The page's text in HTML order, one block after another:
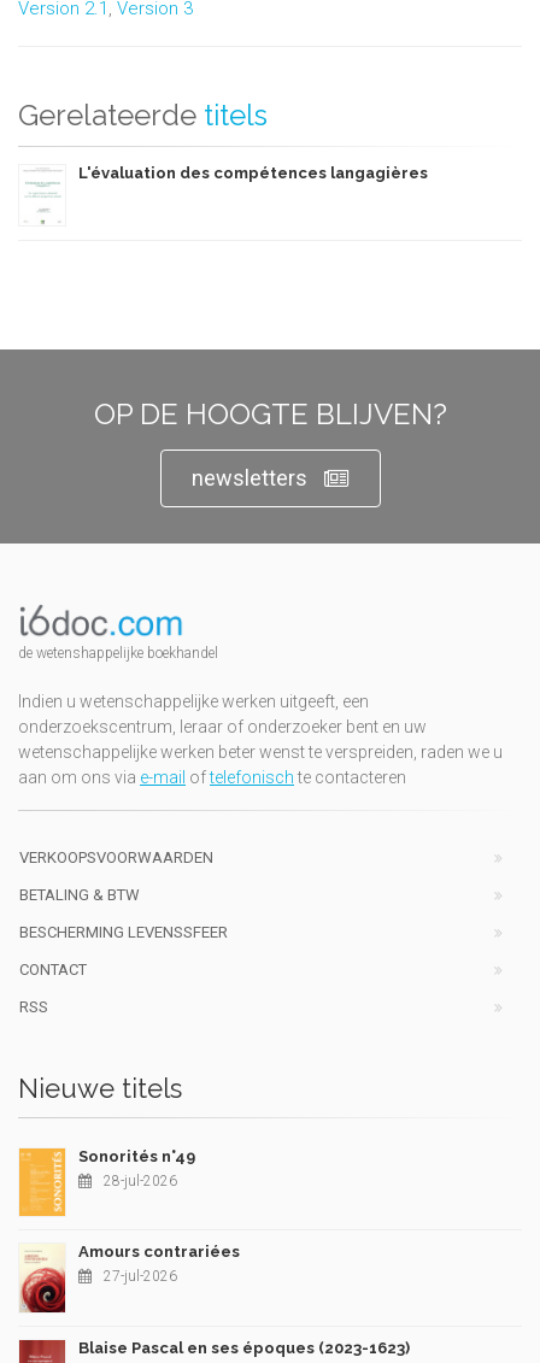
Version 2.1 , Version 3
Gerelateerde titels
L'évaluation des compétences langagières
OP DE HOOGTE BLIJVEN?
newsletters
de wetenshappelijke boekhandel
Indien u wetenschappelijke werken uitgeeft, een
onderzoekscentrum, leraar of onderzoeker bent en uw
wetenschappelijke werken beter wenst te verspreiden, raden we u
aan om ons via e-mail oftelefonischte contacteren
VERKOOPSVOORWAARDEN
BETALING & BTW
BESCHERMING LEVENSSFEER
CONTACT
RSS
Nieuwe titels
Sonorités n°49
28-jul-2026
Amours contrariées
27-jul-2026
Blaise Pascal en ses époques (2023-1623)